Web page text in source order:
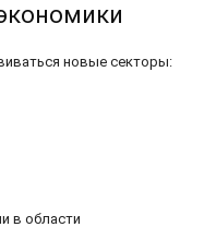
новые секторы:
в области